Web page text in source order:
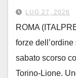
LUG 27, 2026
ROMA
forze
sabato scorso
Torino-Lione.